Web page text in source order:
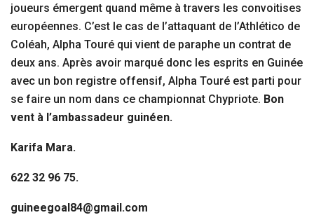
joueurs émergent quand même à travers les convoitises
européennes. C’est le cas de l’attaquant de l’Athlético de
Coléah, Alpha Touré qui vient de paraphe un contrat de
deux ans. Après avoir marqué donc les esprits en Guinée
avec un bon registre offensif, Alpha Touré est parti pour
se faire un nom dans ce championnat Chypriote. Bon
vent à l’ambassadeur guinéen.
Karifa Mara.
622 32 96 75.
guineegoal84@gmail.com